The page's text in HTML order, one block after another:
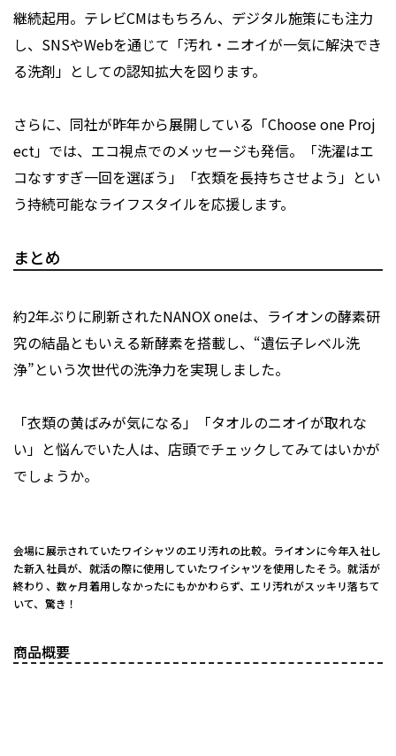
継続起用。テレビCMはもちろん、デジタル施策にも注力
し、SNSやWebを通じて「汚れ・ニオイが一気に解決でき
る洗剤」としての認知拡大を図ります。
さらに、同社が昨年から展開している「Choose one Proj
ect」では、エコ視点でのメッセージも発信。「洗濯はエ
コなすすぎ一回を選ぼう」「衣類を長持ちさせよう」とい
う持続可能なライフスタイルを応援します。
まとめ
約2年ぶりに刷新されたNANOX oneは、ライオンの酵素研
究の結晶ともいえる新酵素を搭載し、“遺伝子レベル洗
浄”という次世代の洗浄力を実現しました。
「衣類の黄ばみが気になる」「タオルのニオイが取れな
い」と悩んでいた人は、店頭でチェックしてみてはいかが
でしょうか。
会場に展示されていたワイシャツのエリ汚れの比較。ライオンに今年入社し
た新入社員が、就活の際に使用していたワイシャツを使用したそう。就活が
終わり、数ヶ月着用しなかったにもかかわらず、エリ汚れがスッキリ落ちて
いて、驚き！
商品概要